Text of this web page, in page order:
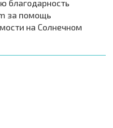
благодарность
за помощь
на Солнечном